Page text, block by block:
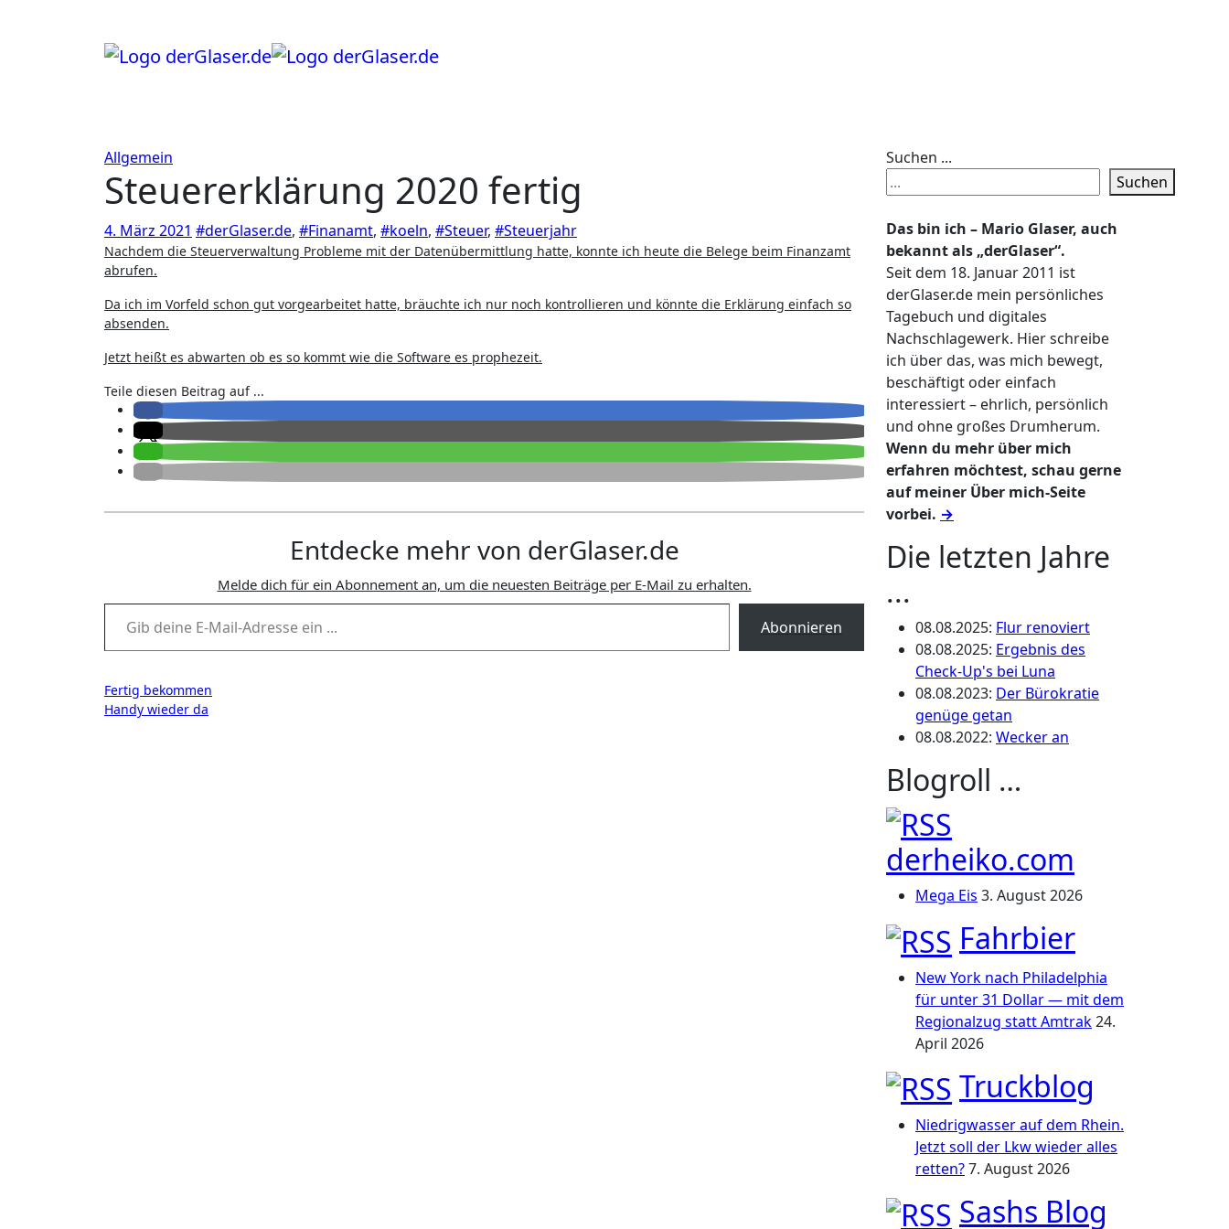
Allgemein
Steuererklärung 2020 fertig
4. März 2021 #derGlaser.de, #Finanamt, #koeln, #Steuer, #Steuerjahr
Nachdem die Steuerverwaltung Probleme mit der Datenübermittlung hatte, konnte ich heute die Belege beim Finanzamt
abrufen.
Da ich im Vorfeld schon gut vorgearbeitet hatte, bräuchte ich nur noch kontrollieren und könnte die Erklärung einfach so
absenden.
Jetzt heißt es abwarten ob es so kommt wie die Software es prophezeit.
Teile diesen Beitrag auf ...
Entdecke mehr von derGlaser.de
Melde dich für ein Abonnement an, um die neuesten Beiträge per E-Mail zu erhalten.
Gib deine E-Mail-Adresse ein ...
Abonnieren
Beitragsnavigation
Fertig bekommen
Handy wieder da
Suchen ...
Suchen
Das bin ich – Mario Glaser, auch
bekannt als „derGlaser“.
Seit dem 18. Januar 2011 ist
derGlaser.de mein persönliches
Tagebuch und digitales
Nachschlagewerk. Hier schreibe
ich über das, was mich bewegt,
beschäftigt oder einfach
interessiert – ehrlich, persönlich
und ohne großes Drumherum.
Wenn du mehr über mich
erfahren möchtest, schau gerne
auf meiner Über mich-Seite
vorbei. →
Die letzten Jahre
...
08.08.2025: Flur renoviert
08.08.2025: Ergebnis des
Check-Up's bei Luna
08.08.2023: Der Bürokratie
genüge getan
08.08.2022: Wecker an
Blogroll …
derheiko.com
Mega Eis 3. August 2026
Fahrbier
New York nach Philadelphia
für unter 31 Dollar — mit dem
Regionalzug statt Amtrak24.
April 2026
Truckblog
Niedrigwasser auf dem Rhein.
Jetzt soll der Lkw wieder alles
retten?7. August 2026
Sashs Blog